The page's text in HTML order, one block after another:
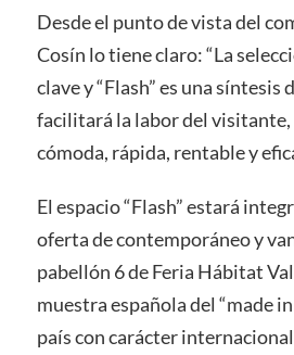
Desde el punto de vista del
Cosín lo tiene claro: “La
clave y “Flash” es una síntesis
facilitará la labor del visitante,
cómoda, rápida, rentable y
El espacio “Flash” estará
oferta de contemporáneo y
pabellón 6 de Feria Hábitat
muestra española del “made
país con carácter